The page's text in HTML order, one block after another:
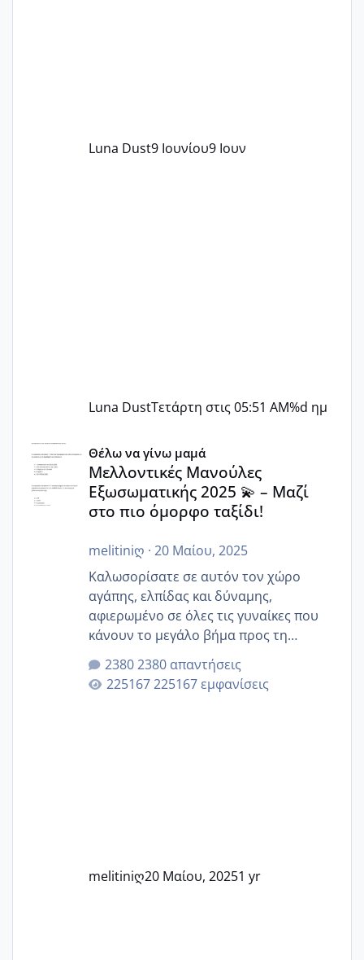
Luna Dust9 Ιουνίου9 Ιουν
Luna DustΤετάρτη στις 05:51 AM%d ημ
Μελλοντικές Μανούλες Εξωσωματικής 2025 💫 – Μαζί
Θέλω να γίνω μαμά
Μελλοντικές Μανούλες
Εξωσωματικής 2025 💫 – Μαζί
στο πιο όμορφο ταξίδι!
melitiniღ · 20 Μαίου, 2025
Καλωσορίσατε σε αυτόν τον χώρο
αγάπης, ελπίδας και δύναμης,
αφιερωμένο σε όλες τις γυναίκες που
κάνουν το μεγάλο βήμα προς τη
μητρότητα μέσω εξωσωματικής το 2025.
Εδώ θα μοιραστούμε αγωνίες, χαρές,
εμπειρίες και κάθε μικρή ή μεγάλη
2380 απαντήσεις
225167 εμφανίσεις
melitiniღ20 Μαίου, 20251 yr